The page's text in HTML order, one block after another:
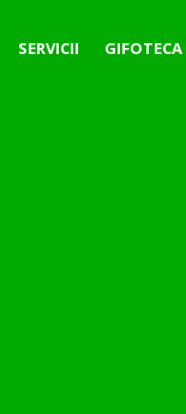
SERVICII GIFOTECA